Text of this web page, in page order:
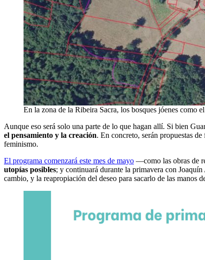
En la zona de la Ribeira Sacra, los bosques jóenes como
Aunque eso será solo una parte de lo que hagan allí. Si bien
el pensamiento y la creación. En concreto, serán propuestas
feminismo.
El programa comenzará este mes de mayo —como las obras de
utopías posibles; y continuará durante la primavera con
cambio, y la reapropiación del deseo para sacarlo de las manos